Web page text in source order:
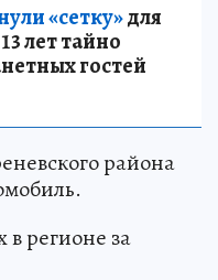
«сетку»для
лет тайно
гостей
района
регионе за